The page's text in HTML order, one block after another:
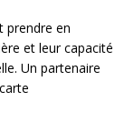
prendre en
et leur capacité
Un partenaire